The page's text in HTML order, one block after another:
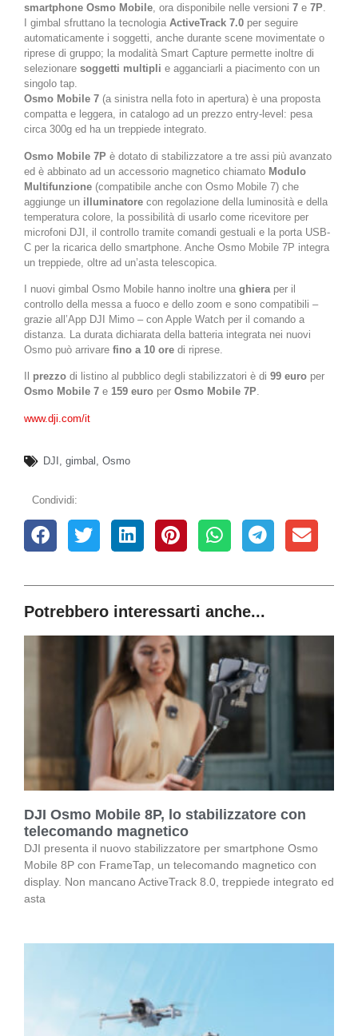
smartphone Osmo Mobile, ora disponibile nelle versioni 7 e 7P.
I gimbal sfruttano la tecnologia ActiveTrack 7.0 per seguire
automaticamente i soggetti, anche durante scene movimentate o
riprese di gruppo; la modalità Smart Capture permette inoltre di
selezionare soggetti multipli e agganciarli a piacimento con un
singolo tap.
Osmo Mobile 7 (a sinistra nella foto in apertura) è una proposta
compatta e leggera, in catalogo ad un prezzo entry-level: pesa
circa 300g ed ha un treppiede integrato.
Osmo Mobile 7P è dotato di stabilizzatore a tre assi più avanzato
ed è abbinato ad un accessorio magnetico chiamato Modulo
Multifunzione (compatibile anche con Osmo Mobile 7) che
aggiunge un illuminatore con regolazione della luminosità e della
temperatura colore, la possibilità di usarlo come ricevitore per
microfoni DJI, il controllo tramite comandi gestuali e la porta USB-
C per la ricarica dello smartphone. Anche Osmo Mobile 7P integra
un treppiede, oltre ad un’asta telescopica.
I nuovi gimbal Osmo Mobile hanno inoltre una ghieraper il
controllo della messa a fuoco e dello zoom e sono compatibili –
grazie all’App DJI Mimo – con Apple Watch per il comando a
distanza. La durata dichiarata della batteria integrata nei nuovi
Osmo può arrivare fino a 10 ore di riprese.
prezzo di listino al pubblico degli stabilizzatori è di 99 euro per
Osmo Mobile 7 e 159 euro per Osmo Mobile 7P.
www.dji.com/it
DJI , gimbal , Osmo
Condividi:
Potrebbero interessarti anche...
DJI Osmo Mobile 8P, lo stabilizzatore con
telecomando magnetico
DJI presenta il nuovo stabilizzatore per smartphone Osmo
Mobile 8P con FrameTap, un telecomando magnetico con
display. Non mancano ActiveTrack 8.0, treppiede integrato ed
asta